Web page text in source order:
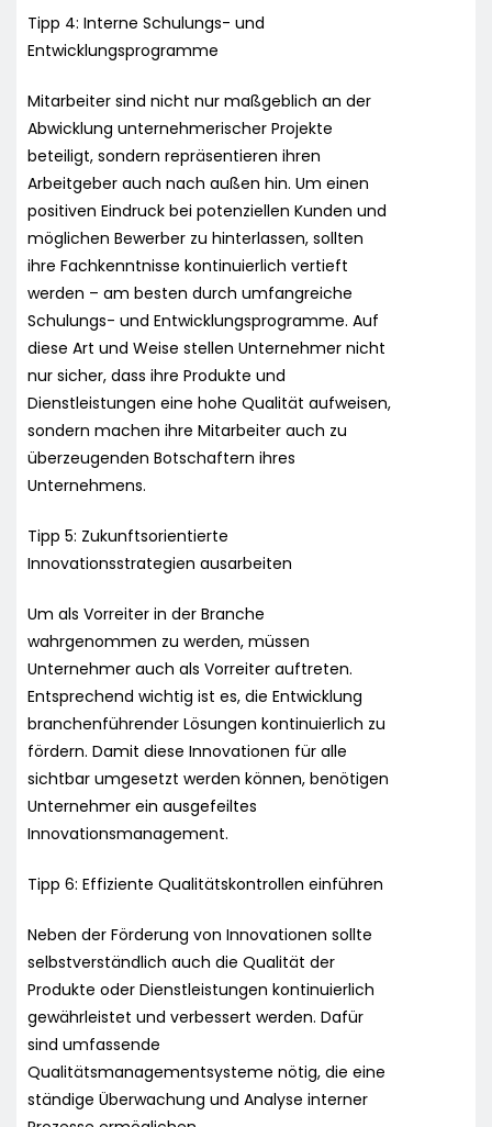
Tipp 4: Interne Schulungs- und
Entwicklungsprogramme
Mitarbeiter sind nicht nur maßgeblich an der
Abwicklung unternehmerischer Projekte
beteiligt, sondern repräsentieren ihren
Arbeitgeber auch nach außen hin. Um einen
positiven Eindruck bei potenziellen Kunden und
möglichen Bewerber zu hinterlassen, sollten
ihre Fachkenntnisse kontinuierlich vertieft
werden – am besten durch umfangreiche
Schulungs- und Entwicklungsprogramme. Auf
diese Art und Weise stellen Unternehmer nicht
nur sicher, dass ihre Produkte und
Dienstleistungen eine hohe Qualität aufweisen,
sondern machen ihre Mitarbeiter auch zu
überzeugenden Botschaftern ihres
Unternehmens.
Tipp 5: Zukunftsorientierte
Innovationsstrategien ausarbeiten
Um als Vorreiter in der Branche
wahrgenommen zu werden, müssen
Unternehmer auch als Vorreiter auftreten.
Entsprechend wichtig ist es, die Entwicklung
branchenführender Lösungen kontinuierlich zu
fördern. Damit diese Innovationen für alle
sichtbar umgesetzt werden können, benötigen
Unternehmer ein ausgefeiltes
Innovationsmanagement.
Tipp 6: Effiziente Qualitätskontrollen einführen
Neben der Förderung von Innovationen sollte
selbstverständlich auch die Qualität der
Produkte oder Dienstleistungen kontinuierlich
gewährleistet und verbessert werden. Dafür
sind umfassende
Qualitätsmanagementsysteme nötig, die eine
ständige Überwachung und Analyse interner